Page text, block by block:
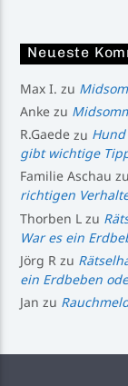
Neueste
Max I. zu
Anke zu
R.Gaede zu
gibt wichtige
Familie Aschau
richtigen
Thorben L zu
War es ein
Jörg R zu
ein Erdbeben
Jan zu